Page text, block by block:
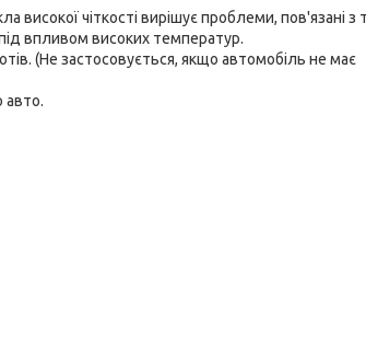
високої чіткості вирішує проблеми, пов'язані
впливом високих температур.
(Не застосовується, якщо автомобіль не має
авто.